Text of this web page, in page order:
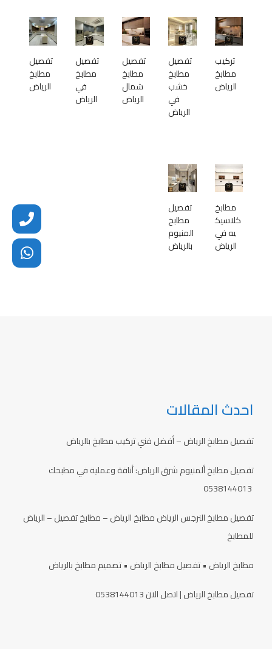
تركيب
مطابخ
الرياض
تفصيل
مطابخ
خشب
في
الرياض
تفصيل
مطابخ
شمال
الرياض
تفصيل
مطابخ
في
الرياض
تفصيل
مطابخ
الرياض
مطابخ
كلاسيك
يه في
الرياض
تفصيل
مطابخ
المنيوم
بالرياض
احدث المقالات
تفصيل مطابخ الرياض – أفضل فني تركيب مطابخ بالرياض
تفصيل مطابخ ألمنيوم شرق الرياض: أناقة وعملية في مطبخك
تفصيل مطابخ النرجس الرياض مطابخ الرياض – مطابخ تفصيل – الرياض
للمطابخ
مطابخ الرياض • تفصيل مطابخ الرياض • تصميم مطابخ بالرياض
تفصيل مطابخ الرياض | اتصل الان 0538144013